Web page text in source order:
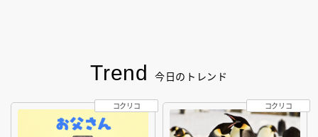
Trend 今日のトレンド
コクリコ コクリコ